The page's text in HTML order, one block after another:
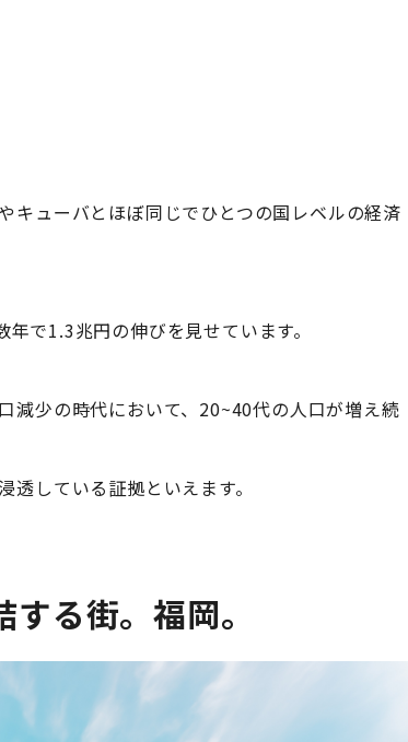
キューバとほぼ同じでひとつの国レベルの経済
で1.3兆円の伸びを見せています。
減少の時代において、20~40代の人口が増え続
している証拠といえます。
る街。福岡。